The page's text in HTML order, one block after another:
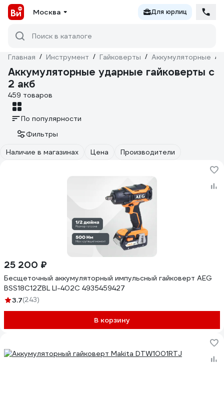
Москва Для юрлиц
Поиск в каталоге
Главная / Инструмент / Гайковерты / Аккумуляторные /
Аккумуляторные ударные гайковерты с
2 акб
459 товаров
По популярности
Фильтры
Наличие в магазинах
Цена Производители
25 200 ₽
Бесщеточный аккумуляторный импульсный гайковерт AEG
BSS18C12ZBL LI-402C 4935459427
3.7(243)
В корзину